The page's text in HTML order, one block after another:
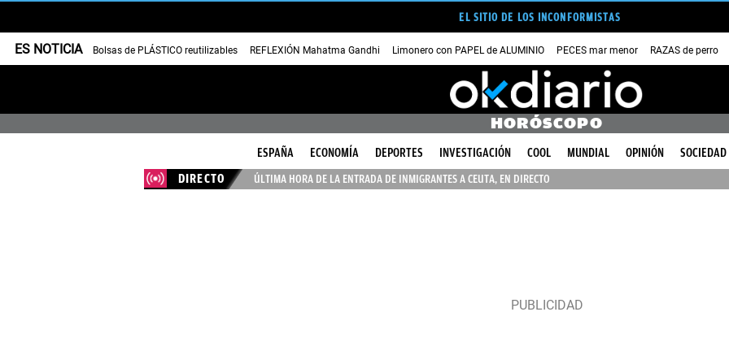
EL SITIO DE LOS INCONFORMISTAS
ES NOTICIA Bolsas de PLÁSTICO reutilizables REFLEXIÓN Mahatma Gandhi Limonero con PAPEL de ALUMINIO PECES mar menor RAZAS de perro
HORÓSCOPO
ESPAÑA ECONOMÍA DEPORTES INVESTIGACIÓN COOL MUNDIAL OPINIÓN SOCIEDAD
DIRECTO
ÚLTIMA HORA DE LA ENTRADA DE INMIGRANTES A CEUTA, EN DIRECTO